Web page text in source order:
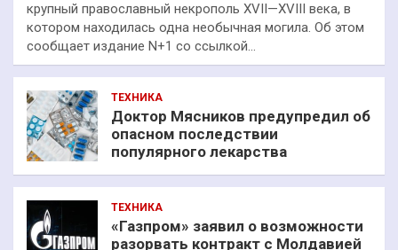
крупный православный некрополь XVII—XVIII века, в
котором находилась одна необычная могила. Об этом
сообщает издание N+1 со ссылкой…
ТЕХНИКА
Доктор Мясников предупредил об
опасном последствии
популярного лекарства
ТЕХНИКА
«Газпром» заявил о возможности
разорвать контракт с Молдавией